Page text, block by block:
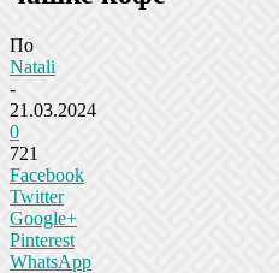
По
Natali
-
21.03.2024
0
721
Facebook
Twitter
Google+
Pinterest
WhatsApp